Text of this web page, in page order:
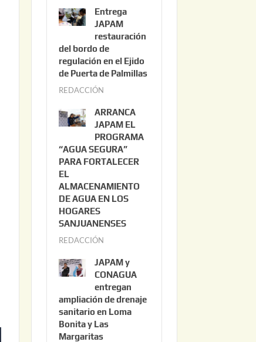
o
s
t
o
3
2
0
2
6
Entrega
JAPAM
restauración
del bordo de
regulación en el Ejido
de Puerta de Palmillas
REDACCIÓN
l
i
o
2
0
ARRANCA
JAPAM EL
PROGRAMA
“AGUA SEGURA”
PARA FORTALECER
EL
ALMACENAMIENTO
DE AGUA EN LOS
HOGARES
SANJUANENSES
REDACCIÓN
l
i
o
2
2
JAPAM y
CONAGUA
entregan
ampliación de drenaje
sanitario en Loma
Bonita y Las
Margaritas